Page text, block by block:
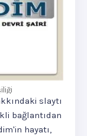
slaytı
bağlantıdan
hayatı,